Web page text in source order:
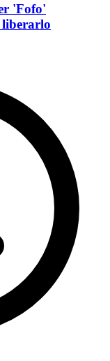
'Fofo'
liberarlo